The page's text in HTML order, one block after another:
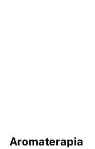
Aromaterapia